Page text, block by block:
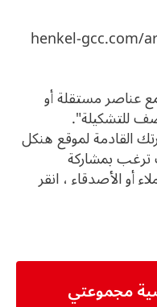
أنشئ مجموعتك الخاصة لمحتوى henkel-gcc.com/ar
عناصر مستقلة أو
للتشكيلة".
القادمة لموقع هنكل
ترغب بمشاركة
أو الأصدقاء ، انقر
مجموعتي